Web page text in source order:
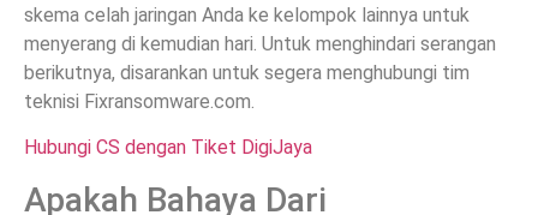
skema celah jaringan Anda ke kelompok lainnya untuk
menyerang di kemudian hari. Untuk menghindari serangan
berikutnya, disarankan untuk segera menghubungi tim
teknisi Fixransomware.com.
Hubungi CS dengan Tiket DigiJaya
Apakah Bahaya Dari